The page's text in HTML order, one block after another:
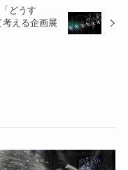
どうす
える企画展